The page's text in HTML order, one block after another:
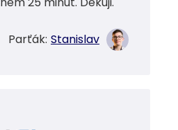
Parťák: Stanislav